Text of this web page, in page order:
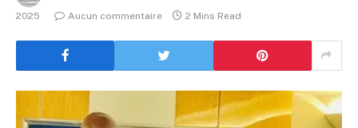
2025
Aucun commentaire 2 Mins Read